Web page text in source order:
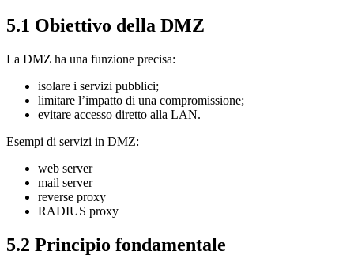
5.1 Obiettivo della DMZ
La DMZ ha una funzione precisa:
isolare i servizi pubblici;
limitare l’impatto di una compromissione;
evitare accesso diretto alla LAN.
Esempi di servizi in DMZ:
web server
mail server
reverse proxy
RADIUS proxy
5.2 Principio fondamentale